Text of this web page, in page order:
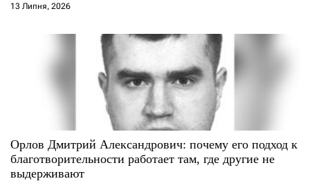
13 Липня, 2026
Орлов Дмитрий Александрович: почему его подход к
благотворительности работает там, где другие не
выдерживают